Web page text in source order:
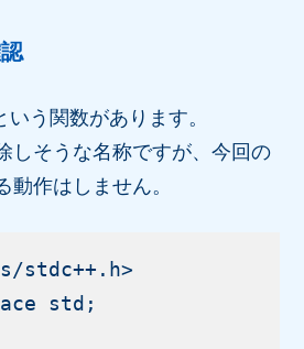
う関数があります。
しそうな名称ですが、今回の
動作はしません。
stdc++.h>
std;